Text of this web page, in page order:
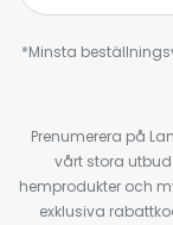
*Minsta
Prenumerera på
vårt stora
hemprodukter och
exklusiva